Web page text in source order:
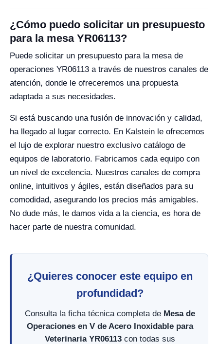
¿Cómo puedo solicitar un presupuesto
para la mesa YR06113?
Puede solicitar un presupuesto para la mesa de
operaciones YR06113 a través de nuestros canales de
atención, donde le ofreceremos una propuesta
adaptada a sus necesidades.
Si está buscando una fusión de innovación y calidad,
ha llegado al lugar correcto. En Kalstein le ofrecemos
el lujo de explorar nuestro exclusivo catálogo de
equipos de laboratorio. Fabricamos cada equipo con
un nivel de excelencia. Nuestros canales de compra
online, intuitivos y ágiles, están diseñados para su
comodidad, asegurando los precios más amigables.
No dude más, le damos vida a la ciencia, es hora de
hacer parte de nuestra comunidad.
¿Quieres conocer este equipo en
profundidad?
Consulta la ficha técnica completa de Mesa de
Operaciones en V de Acero Inoxidable para
Veterinaria YR06113con todas sus